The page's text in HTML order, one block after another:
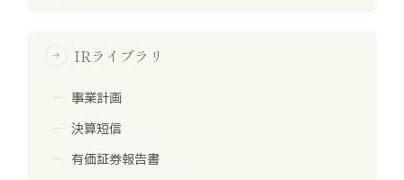
arrow_forward IRライブラリ
事業計画
決算短信
有価証券報告書